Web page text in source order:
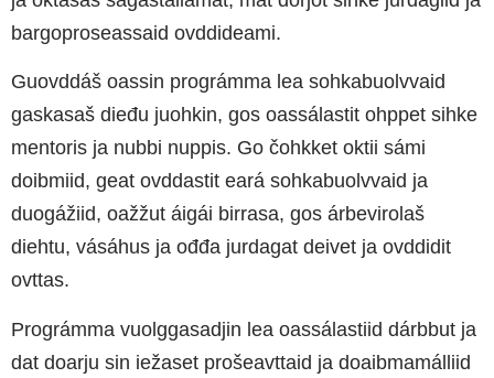
bargoproseassaid ovddideami.
Guovddáš oassin prográmma lea sohkabuolvvaid
gaskasaš dieđu juohkin, gos oassálastit ohppet sihke
mentoris ja nubbi nuppis. Go čohkket oktii sámi
doibmiid, geat ovddastit eará sohkabuolvvaid ja
duogážiid, oažžut áigái birrasa, gos árbevirolaš
diehtu, vásáhus ja ođđa jurdagat deivet ja ovddidit
ovttas.
Prográmma vuolggasadjin lea oassálastiid dárbbut ja
dat doarju sin iežaset prošeavttaid ja doaibmamálliid